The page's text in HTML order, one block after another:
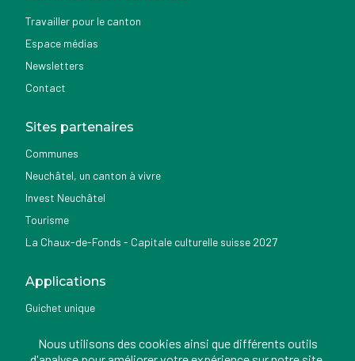
Travailler pour le canton
Espace médias
Newsletters
Contact
Sites partenaires
Communes
Neuchâtel, un canton à vivre
Invest Neuchâtel
Tourisme
La Chaux-de-Fonds - Capitale culturelle suisse 2027
Applications
Guichet unique
Nemo news
Nous utilisons des cookies ainsi que différents outils